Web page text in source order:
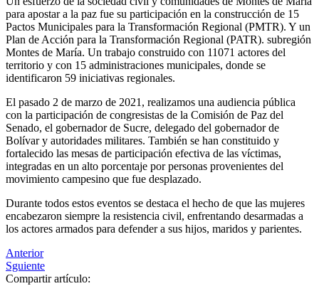
para apostar a la paz fue su participación en la construcción de 15
Pactos Municipales para la Transformación Regional (PMTR). Y un
Plan de Acción para la Transformación Regional (PATR). subregión
Montes de María. Un trabajo construido con 11071 actores del
territorio y con 15 administraciones municipales, donde se
identificaron 59 iniciativas regionales.
El pasado 2 de marzo de 2021, realizamos una audiencia pública
con la participación de congresistas de la Comisión de Paz del
Senado, el gobernador de Sucre, delegado del gobernador de
Bolívar y autoridades militares. También se han constituido y
fortalecido las mesas de participación efectiva de las víctimas,
integradas en un alto porcentaje por personas provenientes del
movimiento campesino que fue desplazado.
Durante todos estos eventos se destaca el hecho de que las mujeres
encabezaron siempre la resistencia civil, enfrentando desarmadas a
los actores armados para defender a sus hijos, maridos y parientes.
Anterior
Sguiente
Compartir artículo: